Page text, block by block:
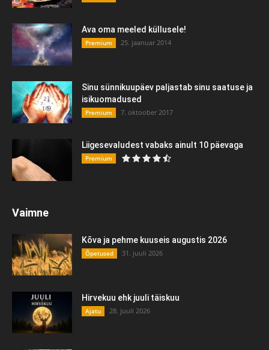
Ava oma meeled küllusele!
Premium 25. jaanuar 2014
Sinu sünnikuupäev paljastab sinu saatuse ja
isikuomadused
Premium 7. oktoober 2017
Liigesevaludest vabaks ainult 10 päevaga
Premium
Vaimne
Kõva ja pehme kuuseis augustis 2026
Õpetused 31. juuli 2026
Hirvekuu ehk juuli täiskuu
Ajatu 28. juuli 2026